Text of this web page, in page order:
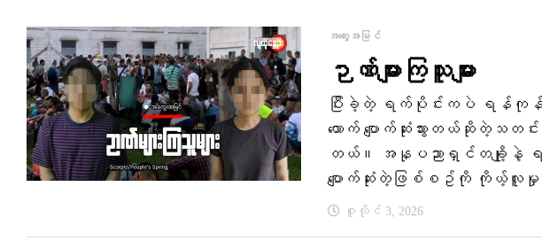
အတွေးအမြင်
ဉာဏ်များကြသူများ
ပြီးခဲ့တဲ့ ရက်ပိုင်းကပဲ ရန်
ယောက် ပျောက်ဆုံးသွားတယ်ဆိုတဲ့သ
တယ်။ အနုပညာရှင်တချို့နဲ့ ရ
ပျောက်ဆုံးတဲ့ဖြစ်စဥ်ကို ကိုယ့်လူ
ဇူလိုင် 3, 2026